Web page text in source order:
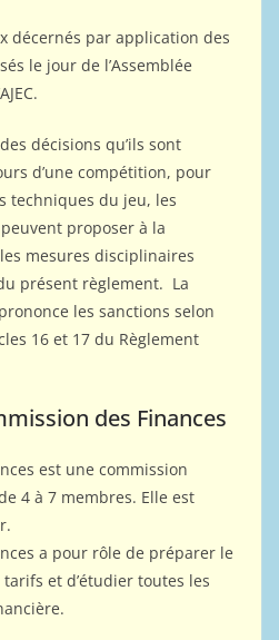
décernés par application des
le jour de l’Assemblée
décisions qu’ils sont
d’une compétition, pour
techniques du jeu, les
proposer à la
mesures disciplinaires
présent règlement. La
les sanctions selon
16 et 17 du Règlement
des Finances
est une commission
4 à 7 membres. Elle est
a pour rôle de préparer le
et d’étudier toutes les